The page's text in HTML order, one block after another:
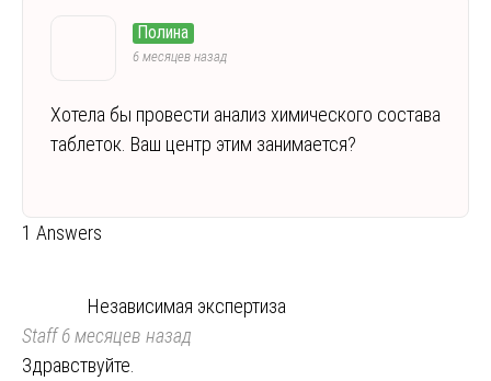
Полина
6 месяцев назад
Хотела бы провести анализ химического состава
таблеток. Ваш центр этим занимается?
1 Answers
Независимая экспертиза
Staff6 месяцев назад
Здравствуйте.